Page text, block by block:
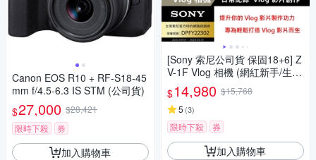
Canon EOS R10 + RF-S18-45
mm f/4.5-6.3 IS STM (公司貨)
$27,000 $28,421
限時下殺
券
加入購物車
[Sony 索尼公司貨 保固18+6] Z
V-1F Vlog 相機 (網紅新手/生活
隨拍)
$14,980 $15,768
5 (3)
限時下殺 券
加入購物車